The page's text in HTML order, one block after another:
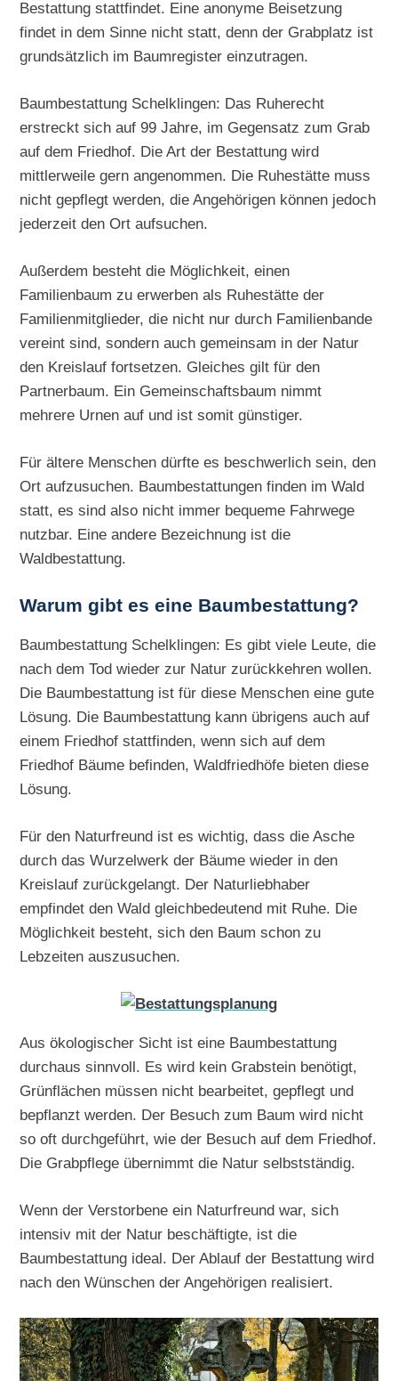
Bestattung stattfindet. Eine anonyme Beisetzung
findet in dem Sinne nicht statt, denn der Grabplatz ist
grundsätzlich im Baumregister einzutragen.
Baumbestattung Schelklingen: Das Ruherecht
erstreckt sich auf 99 Jahre, im Gegensatz zum Grab
auf dem Friedhof. Die Art der Bestattung wird
mittlerweile gern angenommen. Die Ruhestätte muss
nicht gepflegt werden, die Angehörigen können jedoch
jederzeit den Ort aufsuchen.
Außerdem besteht die Möglichkeit, einen
Familienbaum zu erwerben als Ruhestätte der
Familienmitglieder, die nicht nur durch Familienbande
vereint sind, sondern auch gemeinsam in der Natur
den Kreislauf fortsetzen. Gleiches gilt für den
Partnerbaum. Ein Gemeinschaftsbaum nimmt
mehrere Urnen auf und ist somit günstiger.
Für ältere Menschen dürfte es beschwerlich sein, den
Ort aufzusuchen. Baumbestattungen finden im Wald
statt, es sind also nicht immer bequeme Fahrwege
nutzbar. Eine andere Bezeichnung ist die
Waldbestattung.
Warum gibt es eine Baumbestattung?
Baumbestattung Schelklingen: Es gibt viele Leute, die
nach dem Tod wieder zur Natur zurückkehren wollen.
Die Baumbestattung ist für diese Menschen eine gute
Lösung. Die Baumbestattung kann übrigens auch auf
einem Friedhof stattfinden, wenn sich auf dem
Friedhof Bäume befinden, Waldfriedhöfe bieten diese
Lösung.
Für den Naturfreund ist es wichtig, dass die Asche
durch das Wurzelwerk der Bäume wieder in den
Kreislauf zurückgelangt. Der Naturliebhaber
empfindet den Wald gleichbedeutend mit Ruhe. Die
Möglichkeit besteht, sich den Baum schon zu
Lebzeiten auszusuchen.
Aus ökologischer Sicht ist eine Baumbestattung
durchaus sinnvoll. Es wird kein Grabstein benötigt,
Grünflächen müssen nicht bearbeitet, gepflegt und
bepflanzt werden. Der Besuch zum Baum wird nicht
so oft durchgeführt, wie der Besuch auf dem Friedhof.
Die Grabpflege übernimmt die Natur selbstständig.
Wenn der Verstorbene ein Naturfreund war, sich
intensiv mit der Natur beschäftigte, ist die
Baumbestattung ideal. Der Ablauf der Bestattung wird
nach den Wünschen der Angehörigen realisiert.